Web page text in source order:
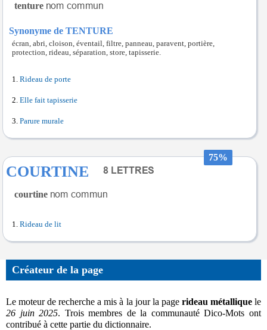
tenture
Synonyme de TENTURE
écran, abri, cloison, éventail, filtre, panneau, paravent, portière,
protection, rideau, séparation, store, tapisserie.
Rideau de porte
Elle fait tapisserie
Parure murale
75%
COURTINE
courtine
Rideau de lit
Créateur de la page
Le moteur de recherche a mis à la jour la page rideau métalliquele
26 juin 2025. Trois membres de la communauté Dico-Mots ont
contribué à cette partie du dictionnaire.